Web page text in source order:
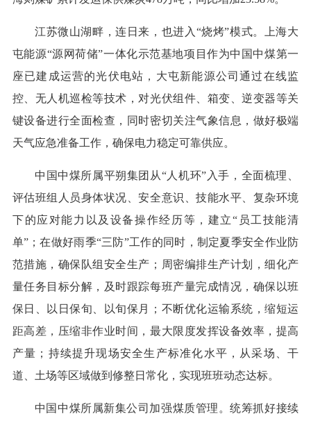
江苏微山湖畔，连日来，也进入“烧烤”模式。上海大
屯能源“源网荷储”一体化示范基地项目作为中国中煤第一
座已建成运营的光伏电站，大屯新能源公司通过在线监
控、无人机巡检等技术，对光伏组件、箱变、逆变器等关
键设备进行全面检查，同时密切关注气象信息，做好极端
天气应急准备工作，确保电力稳定可靠供应。
中国中煤所属平朔集团从“人机环”入手，全面梳理、
评估班组人员身体状况、安全意识、技能水平、复杂环境
下的应对能力以及设备操作经历等，建立“员工技能清
单”；在做好雨季“三防”工作的同时，制定夏季安全作业防
范措施，确保队组安全生产；周密编排生产计划，细化产
量任务目标分解，及时跟踪每班产量完成情况，确保以班
保日、以日保旬、以旬保月；不断优化运输系统，缩短运
距高差，压缩非作业时间，最大限度发挥设备效率，提高
产量；持续提升现场安全生产标准化水平，从采场、干
道、土场等区域做到修整日常化，实现班班动态达标。
中国中煤所属新集公司加强煤质管理。统筹抓好接续